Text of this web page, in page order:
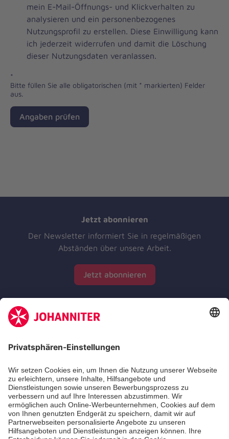
Checkbox
mein E-Mail-Öffnungs- und Klickverhalten zu
analysieren und ein personenbezogenes
Nutzungsprofil zu erstellen. Diese Einwilligung kann
ich jederzeit widerrufen und damit die Löschung
dieser Nutzungsdaten veranlassen.
*
Bitte füllen Sie alle obligatorischen (mit * markierten) Felder
aus.
Angaben prüfen
Jetzt abonnieren
Der Newsletter informiert Sie in regelmäßigen
Abständen über unsere Arbeit.
Jetzt abonnieren
Zertifizierung der Johanniter-Unfall-Hilfe e.V.
Die Johanniter GmbH führt das Spendenzertifikat
des Deutschen Spendenrats e.V.